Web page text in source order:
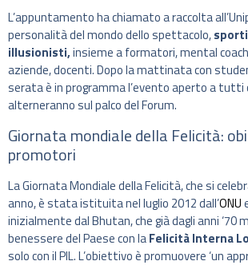
L’appuntamento ha chiamato a raccolta
personalità del mondo dello spettacolo,
illusionisti,insieme a formatori, mental
aziende, docenti. Dopo la mattinata con
serata è in programma l’evento aperto a tutti
alterneranno sul palco del Forum.
Giornata mondiale della Felicità:
promotori
La Giornata Mondiale della Felicità, che si
anno, è stata istituita nel luglio 2012 dall’ONU
inizialmente dal Bhutan, che già dagli anni ‘70
benessere del Paese con laFelicità Interna
solo con il PIL. L’obiettivo è promuovere ‘un